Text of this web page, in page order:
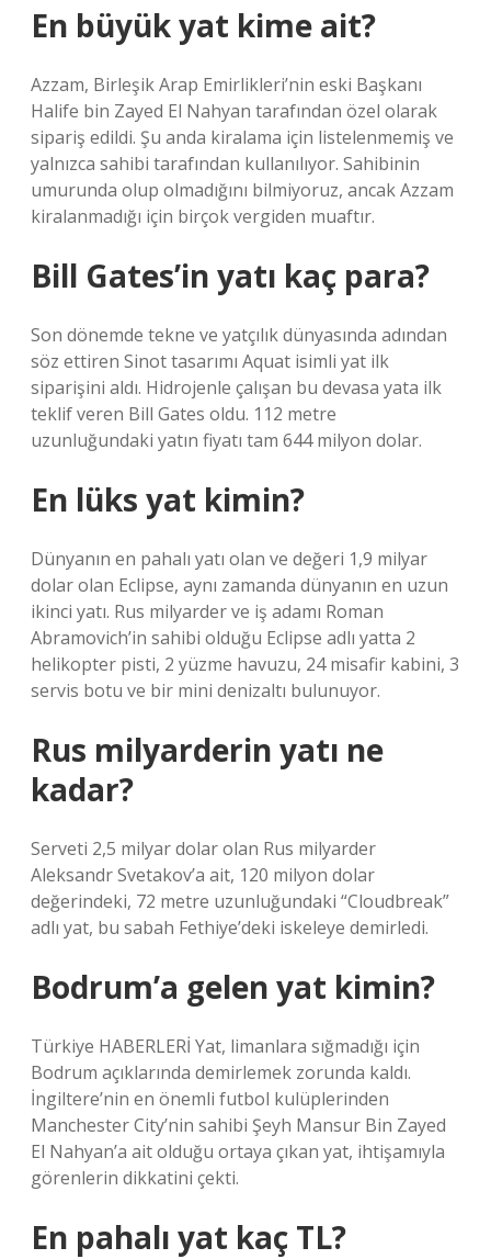
En büyük yat kime ait?
Azzam, Birleşik Arap Emirlikleri’nin eski Başkanı
Halife bin Zayed El Nahyan tarafından özel olarak
sipariş edildi. Şu anda kiralama için listelenmemiş ve
yalnızca sahibi tarafından kullanılıyor. Sahibinin
umurunda olup olmadığını bilmiyoruz, ancak Azzam
kiralanmadığı için birçok vergiden muaftır.
Bill Gates’in yatı kaç para?
Son dönemde tekne ve yatçılık dünyasında adından
söz ettiren Sinot tasarımı Aquat isimli yat ilk
siparişini aldı. Hidrojenle çalışan bu devasa yata ilk
teklif veren Bill Gates oldu. 112 metre
uzunluğundaki yatın fiyatı tam 644 milyon dolar.
En lüks yat kimin?
Dünyanın en pahalı yatı olan ve değeri 1,9 milyar
dolar olan Eclipse, aynı zamanda dünyanın en uzun
ikinci yatı. Rus milyarder ve iş adamı Roman
Abramovich’in sahibi olduğu Eclipse adlı yatta 2
helikopter pisti, 2 yüzme havuzu, 24 misafir kabini, 3
servis botu ve bir mini denizaltı bulunuyor.
Rus milyarderin yatı ne
kadar?
Serveti 2,5 milyar dolar olan Rus milyarder
Aleksandr Svetakov’a ait, 120 milyon dolar
değerindeki, 72 metre uzunluğundaki “Cloudbreak”
adlı yat, bu sabah Fethiye’deki iskeleye demirledi.
Bodrum’a gelen yat kimin?
Türkiye HABERLERİ Yat, limanlara sığmadığı için
Bodrum açıklarında demirlemek zorunda kaldı.
İngiltere’nin en önemli futbol kulüplerinden
Manchester City’nin sahibi Şeyh Mansur Bin Zayed
El Nahyan’a ait olduğu ortaya çıkan yat, ihtişamıyla
görenlerin dikkatini çekti.
En pahalı yat kaç TL?